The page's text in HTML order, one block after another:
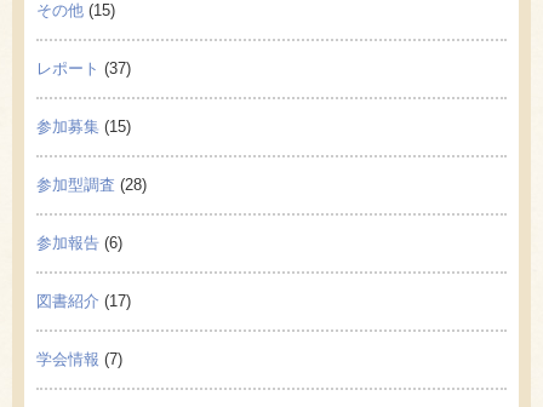
その他 (15)
レポート (37)
参加募集 (15)
参加型調査 (28)
参加報告 (6)
図書紹介 (17)
学会情報 (7)